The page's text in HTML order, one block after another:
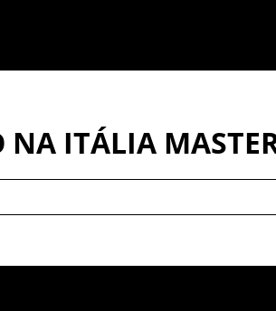
NA ITÁLIA